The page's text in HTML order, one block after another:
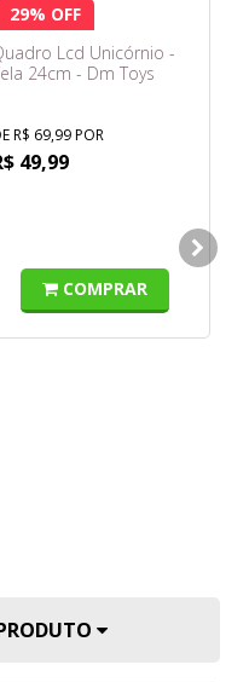
29% OFF
Lcd Unicórnio -
24cm - Dm Toys
R$ 69,99 POR
49,99
COMPRAR